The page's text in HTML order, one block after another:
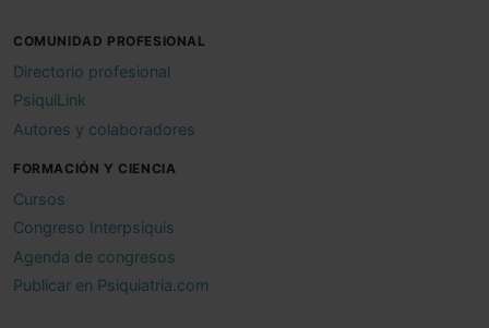
COMUNIDAD PROFESIONAL
Directorio profesional
PsiquiLink
Autores y colaboradores
FORMACIÓN Y CIENCIA
Cursos
Congreso Interpsiquis
Agenda de congresos
Publicar en Psiquiatria.com